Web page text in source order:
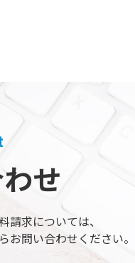
せ
請求については、
お問い合わせください。